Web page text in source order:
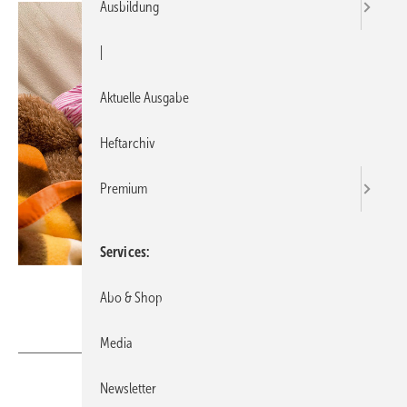
Ausbildung
Aktuelle Ausgabe
Heftarchiv
Premium
Services
Abo & Shop
Media
Newsletter